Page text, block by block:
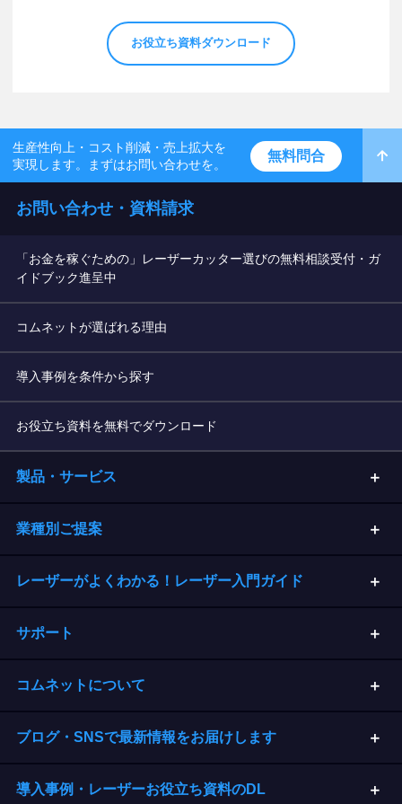
お役立ち資料ダウンロード
生産性向上・コスト削減・売上拡大を
実現します。まずはお問い合わせを。
無料問合
お問い合わせ・資料請求
「お金を稼ぐための」レーザーカッター選びの無料相談受付・ガ
イドブック進呈中
コムネットが選ばれる理由
導入事例を条件から探す
お役立ち資料を無料でダウンロード
製品・サービス
業種別ご提案
レーザーがよくわかる！レーザー入門ガイド
サポート
コムネットについて
ブログ・SNSで最新情報をお届けします
導入事例・レーザーお役立ち資料のDL